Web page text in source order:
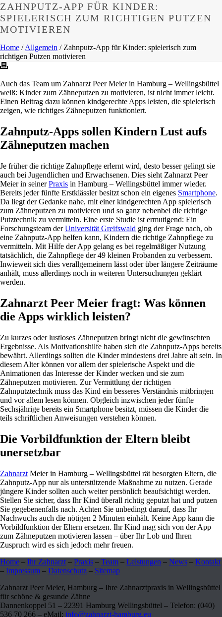
ZAHNPUTZ-APP FÜR KINDER:
SPIELERISCH ZUM RICHTIGEN PUTZEN
MOTIVIEREN
Home /Allgemein / Zahnputz-App für Kinder: spielerisch zum
richtigen Putzen motivieren
Auch das Team um Zahnarzt Peer Meier in Hamburg – Wellingsbüttel
weiß: Kinder zum Zähneputzen zu motivieren, ist nicht immer leicht.
Einen Beitrag dazu können kindgerechte Apps leisten, die spielerisch
zeigen, wie richtiges Zähneputzen funktioniert.
Zahnputz-Apps sollen Kindern Lust aufs
Zähneputzen machen
Je früher die richtige Zahnpflege erlernt wird, desto besser gelingt sie
auch bei Jugendlichen und Erwachsenen. Dies sieht Zahnarzt Peer
Meier in seinerPraxis in Hamburg – Wellingsbüttel immer wieder.
Bereits jeder fünfte Erstklässler besitzt schon ein eigenes Smartphone.
Da liegt der Gedanke nahe, mit einer kindgerechten App spielerisch
zum Zähneputzen zu motivieren und so ganz nebenbei die richtige
Putztechnik zu vermitteln. Eine erste Studie ist ermutigend: Ein
Forschungsteam derUniversität Greifswald ging der Frage nach, ob
eine Zahnputz-App helfen kann, Kindern die richtige Zahnpflege zu
vermitteln. Mit Hilfe der App gelang es bei regelmäßiger Nutzung
tatsächlich, die Zahnpflege der 49 kleinen Probanden zu verbessern.
Inwieweit sich dies verallgemeinern lässt oder über längere Zeiträume
anhält, muss allerdings noch in weiteren Untersuchungen geklärt
werden.
Zahnarzt Peer Meier fragt: Was können
die Apps wirklich leisten?
Zu kurzes oder lustloses Zähneputzen bringt nicht die gewünschten
Ergebnisse. Als Motivationshilfe haben sich die Zahnputz-Apps bereits
bewährt. Allerdings sollten die Kinder mindestens drei Jahre alt sein. In
diesem Alter können vor allem der spielerische Aspekt und die
Animationen das Interesse der Kinder wecken und sie zum
Zähneputzen motivieren. Zur Vermittlung der richtigen
Zahnputztechnik muss das Kind ein besseres Verständnis mitbringen
und vor allem lesen können. Obgleich inzwischen jeder fünfte
Sechsjährige bereits ein Smartphone besitzt, müssen die Kinder die
teils schriftlichen Anweisungen verstehen können.
Die Vorbildfunktion der Eltern bleibt
unersetzbar
Zahnarzt Meier in Hamburg – Wellingsbüttel rät besorgten Eltern, die
Zahnputz-App nur als unterstützende Maßnahme zu nutzen. Gerade
jüngere Kinder sollten auch weiter persönlich beaufsichtigt werden.
Stellen Sie sicher, dass Ihr Kind überall richtig geputzt hat und putzen
Sie gegebenenfalls nach. Achten Sie unbedingt darauf, dass Ihr
Nachwuchs auch die nötigen 2 Minuten einhält. Keine App kann die
Vorbildfunktion der Eltern ersetzen. Ihr Kind mag sich von der App
zum Zähneputzen motivieren lassen – über Ihr Lob und Ihren
Zuspruch wird es sich jedoch mehr freuen.
Home – Ihr Zahnarzt – Praxis – Team – Leistungen – News – Kontakt
– Impressum – Datenschutz – Sitemap
Zahnarzt Peer Meier, Hamburg – Ihre Zahnarztpraxis in Wellingsbüttel
für schöne & gesunde Zähne
Dannenkoppel 51 – 22391 Hamburg Wellingsbüttel – Telefon: (040)
536 70 266 – eMail: info@zahnarzt-hamburg.eu